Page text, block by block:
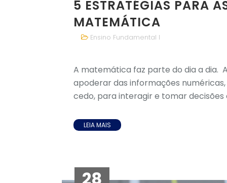
5 ESTRATÉGIAS PARA
MATEMÁTICA
Ensino Fundamental I
A matemática faz parte do dia a dia.
apoderar das informações
cedo, para interagir e tomar decisões
LEIA MAIS